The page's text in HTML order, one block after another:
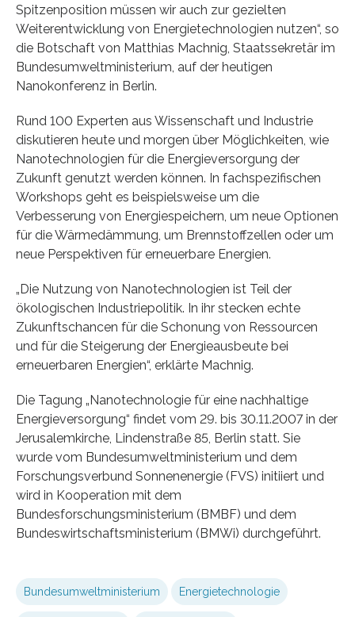
Spitzenposition müssen wir auch zur gezielten
Weiterentwicklung von Energietechnologien nutzen“, so
die Botschaft von Matthias Machnig, Staatssekretär im
Bundesumweltministerium, auf der heutigen
Nanokonferenz in Berlin.
Rund 100 Experten aus Wissenschaft und Industrie
diskutieren heute und morgen über Möglichkeiten, wie
Nanotechnologien für die Energieversorgung der
Zukunft genutzt werden können. In fachspezifischen
Workshops geht es beispielsweise um die
Verbesserung von Energiespeichern, um neue Optionen
für die Wärmedämmung, um Brennstoffzellen oder um
neue Perspektiven für erneuerbare Energien.
„Die Nutzung von Nanotechnologien ist Teil der
ökologischen Industriepolitik. In ihr stecken echte
Zukunftschancen für die Schonung von Ressourcen
und für die Steigerung der Energieausbeute bei
erneuerbaren Energien“, erklärte Machnig.
Die Tagung „Nanotechnologie für eine nachhaltige
Energieversorgung“ findet vom 29. bis 30.11.2007 in der
Jerusalemkirche, Lindenstraße 85, Berlin statt. Sie
wurde vom Bundesumweltministerium und dem
Forschungsverbund Sonnenenergie (FVS) initiiert und
wird in Kooperation mit dem
Bundesforschungsministerium (BMBF) und dem
Bundeswirtschaftsministerium (BMWi) durchgeführt.
Bundesumweltministerium Energietechnologie